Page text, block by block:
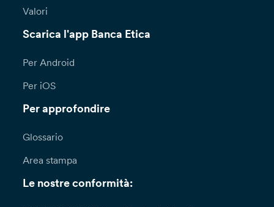
Valori
Scarica l'app Banca Etica
Per Android
Per iOS
Per approfondire
Glossario
Area stampa
Le nostre conformità: